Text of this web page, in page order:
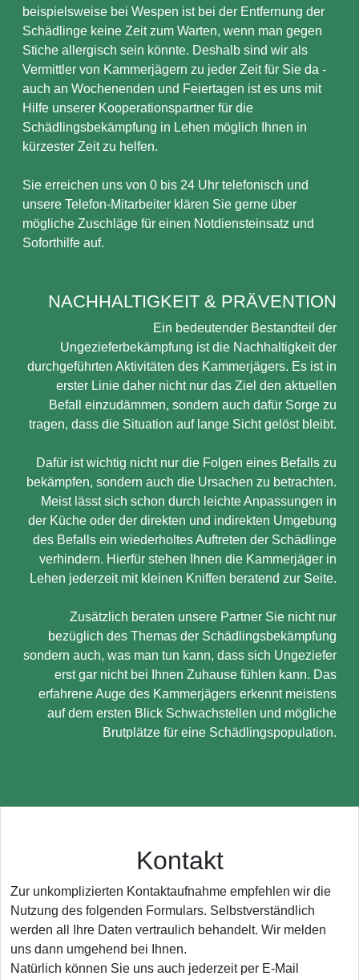
beispielsweise bei Wespen ist bei der Entfernung der
Schädlinge keine Zeit zum Warten, wenn man gegen
Stiche allergisch sein könnte. Deshalb sind wir als
Vermittler von Kammerjägern zu jeder Zeit für Sie da -
auch an Wochenenden und Feiertagen ist es uns mit
Hilfe unserer Kooperationspartner für die
Schädlingsbekämpfung in Lehen möglich Ihnen in
kürzester Zeit zu helfen.
Sie erreichen uns von 0 bis 24 Uhr telefonisch und
unsere Telefon-Mitarbeiter klären Sie gerne über
mögliche Zuschläge für einen Notdiensteinsatz und
Soforthilfe auf.
NACHHALTIGKEIT & PRÄVENTION
Ein bedeutender Bestandteil der
Ungezieferbekämpfung ist die Nachhaltigkeit der
durchgeführten Aktivitäten des Kammerjägers. Es ist in
erster Linie daher nicht nur das Ziel den aktuellen
Befall einzudämmen, sondern auch dafür Sorge zu
tragen, dass die Situation auf lange Sicht gelöst bleibt.
Dafür ist wichtig nicht nur die Folgen eines Befalls zu
bekämpfen, sondern auch die Ursachen zu betrachten.
Meist lässt sich schon durch leichte Anpassungen in
der Küche oder der direkten und indirekten Umgebung
des Befalls ein wiederholtes Auftreten der Schädlinge
verhindern. Hierfür stehen Ihnen die Kammerjäger in
Lehen jederzeit mit kleinen Kniffen beratend zur Seite.
Zusätzlich beraten unsere Partner Sie nicht nur
bezüglich des Themas der Schädlingsbekämpfung
sondern auch, was man tun kann, dass sich Ungeziefer
erst gar nicht bei Ihnen Zuhause fühlen kann. Das
erfahrene Auge des Kammerjägers erkennt meistens
auf dem ersten Blick Schwachstellen und mögliche
Brutplätze für eine Schädlingspopulation.
Kontakt
Zur unkomplizierten Kontaktaufnahme empfehlen wir die
Nutzung des folgenden Formulars. Selbstverständlich
werden all Ihre Daten vertraulich behandelt. Wir melden
uns dann umgehend bei Ihnen.
Natürlich können Sie uns auch jederzeit per E-Mail